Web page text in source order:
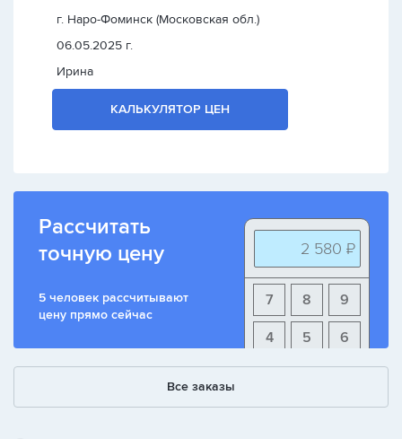
г. Наро-Фоминск (Московская обл.)
06.05.2025 г.
Ирина
КАЛЬКУЛЯТОР ЦЕН
Рассчитать
точную цену
5 человек рассчитывают
цену прямо сейчас
2 580 ₽
9
8
7
6
5
4
+ - /
Все заказы